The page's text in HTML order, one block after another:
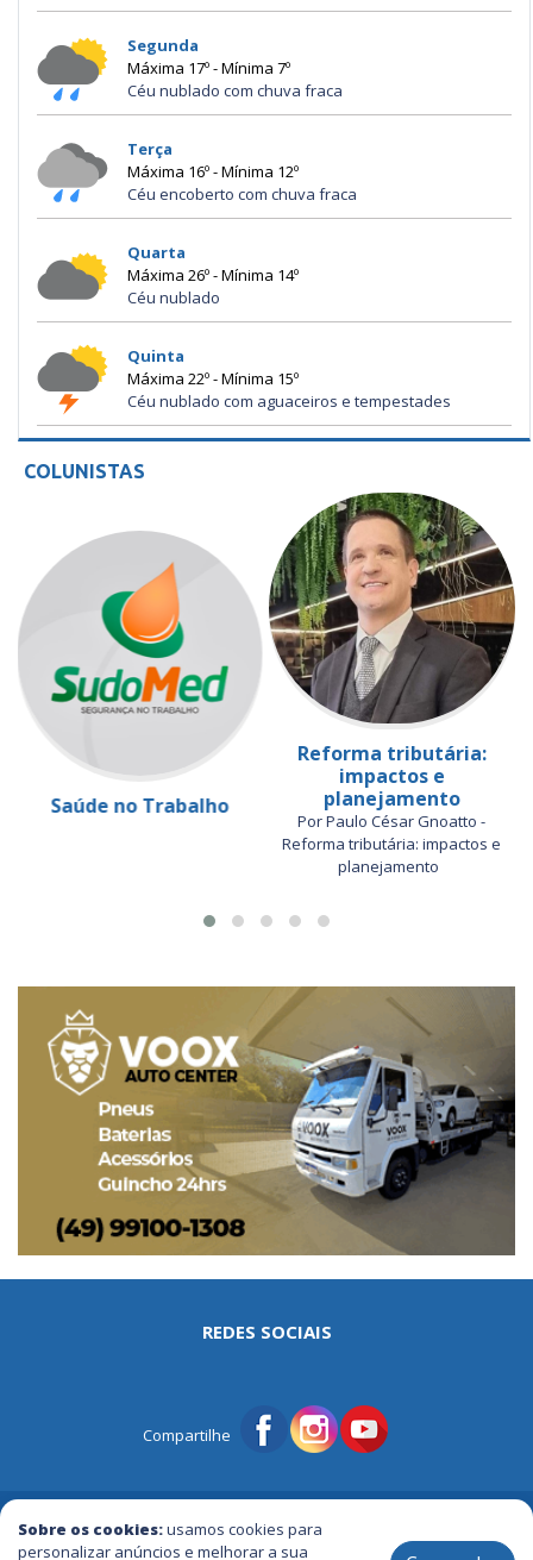
Segunda
Máxima 17º - Mínima 7º
Céu nublado com chuva fraca
Terça
Máxima 16º - Mínima 12º
Céu encoberto com chuva fraca
Quarta
Máxima 26º - Mínima 14º
Céu nublado
Quinta
Máxima 22º - Mínima 15º
Céu nublado com aguaceiros e tempestades
COLUNISTAS
Saúde no Trabalho
Reforma tributária:
impactos e
planejamento
Por Paulo César Gnoatto -
Reforma tributária: impactos e
planejamento
Sobre os cookies:usamos cookies para
personalizar anúncios e melhorar a sua
REDES SOCIAIS
Compartilhe